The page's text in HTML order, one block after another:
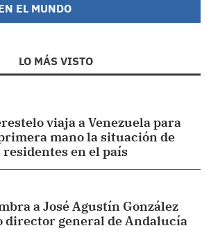
EL MUNDO
LO MÁS VISTO
viaja a Venezuela para
mano la situación de
en el país
a José Agustín González
director general de Andalucía